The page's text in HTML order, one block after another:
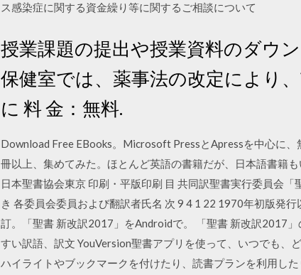
ス感染症に関する資金繰り等に関するご相談について
授業課題の提出や授業資料のダウ
保健室では、薬事法の改定により
に 料 金：無料.
Download Free EBooks。Microsoft PressとApressを中心に
冊以上、集めてみた。ほとんど英語の書籍だが、日本語書籍
日本聖書協会東京 印刷・平版印刷 目 共同訳聖書実行委員会
き 各委員会委員および翻訳者氏名 次 9 4 1 22 1970年初版発
訂。「聖書 新改訳2017」をAndroidで。 「聖書 新改訳2017
すい訳語、訳文 YouVersion聖書アプリを使って、いつでも、
ハイライトやブックマークを付けたり、読書プランを利用し